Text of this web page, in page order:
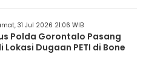
31 Jul 2026 21:06 WIB
Polda Gorontalo Pasang
Lokasi Dugaan PETI di Bone